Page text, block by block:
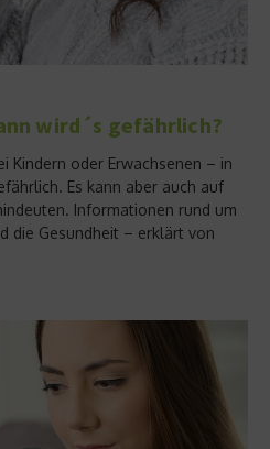
wird´s gefährlich?
Kindern oder Erwachsenen – in
Es kann aber auch auf
Informationen rund um
die Gesundheit – erklärt von